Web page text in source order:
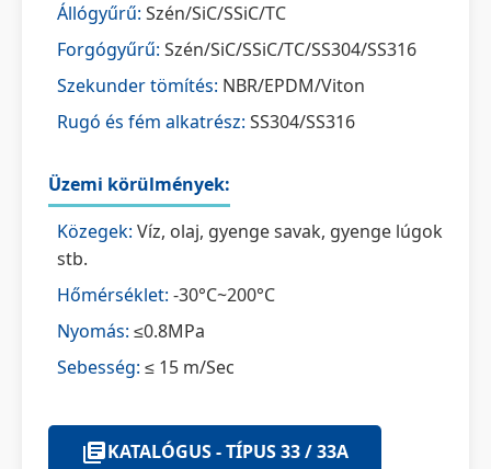
Állógyűrű: Szén/SiC/SSiC/TC
Forgógyűrű: Szén/SiC/SSiC/TC/SS304/SS316
Szekunder tömítés: NBR/EPDM/Viton
Rugó és fém alkatrész: SS304/SS316
Üzemi körülmények:
Közegek: Víz, olaj, gyenge savak, gyenge lúgok
stb.
Hőmérséklet: -30°C~200°C
Nyomás: ≤0.8MPa
Sebesség: ≤ 15 m/Sec
KATALÓGUS - TÍPUS 33 / 33A